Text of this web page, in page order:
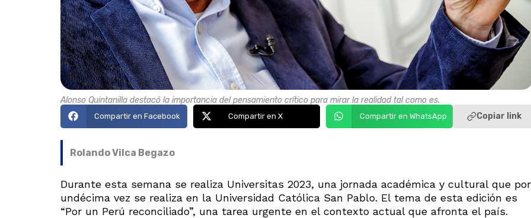
Alonso Quintanilla destacó la importancia del pensamiento crítico para mirar la realidad tal como es.
Compartir en Facebook Compartir en X Compartir en WhatsApp Copiar link
Rolando Vilca Begazo
Durante esta semana se realiza Universitas 2023, una jornada académica y cultural que por
undécima vez se realiza en la Universidad Católica San Pablo. El tema de esta edición es
“Por un Perú reconciliado”, una tarea urgente en el contexto actual que afronta el país.